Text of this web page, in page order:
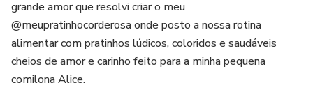
grande amor que resolvi criar o meu
@meupratinhocorderosa onde posto a nossa rotina
alimentar com pratinhos lúdicos, coloridos e saudáveis
cheios de amor e carinho feito para a minha pequena
comilona Alice.